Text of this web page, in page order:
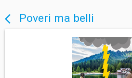
arrow_back_ios Poveri ma belli